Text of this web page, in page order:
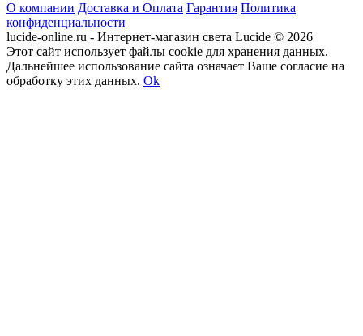
О компании Доставка и Оплата Гарантия Политика
конфиденциальности
lucide-online.ru - Интернет-магазин света Lucide © 2026
Этот сайт использует файлы cookie для хранения данных.
Дальнейшее использование сайта означает Ваше согласие на
обработку этих данных. Ok